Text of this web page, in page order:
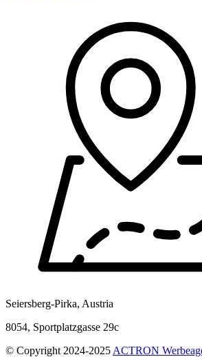
Seiersberg-Pirka, Austria
8054, Sportplatzgasse 29c
© Copyright 2024-2025 ACTRON